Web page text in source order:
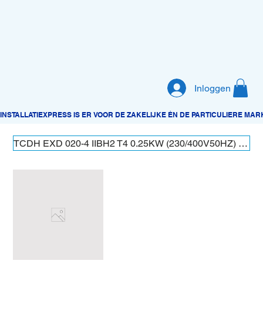
Inloggen
TCDH EXD 020-4 IIBH2 T4 0.25KW (230/400V50HZ) PTC